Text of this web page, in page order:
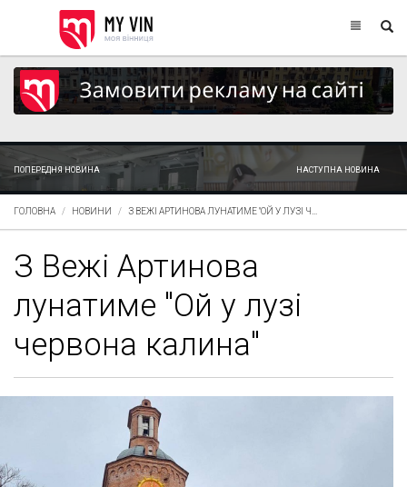
ПОПЕРЕДНЯ НОВИНА НАСТУПНА НОВИНА
ГОЛОВНА НОВИНИ З ВЕЖІ АРТИНОВА ЛУНАТИМЕ "ОЙ У ЛУЗІ Ч...
З Вежі Артинова
лунатиме "Ой у лузі
червона калина"